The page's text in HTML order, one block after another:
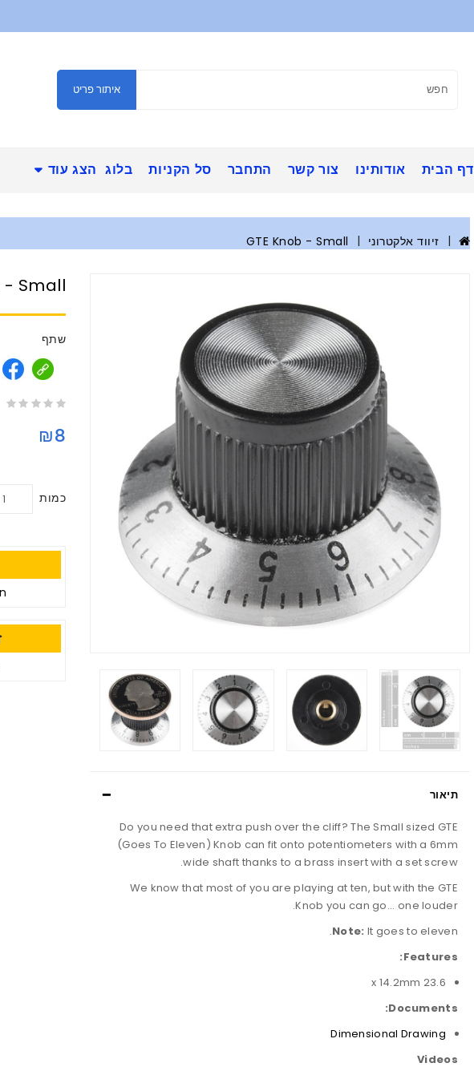
איתור פריט
דף הבית אודותינו צור קשר התחבר סל הקניות בלוג הצג עוד
זיווד אלקטרוני GTE Knob - Small
תיאור
Do you need that extra push over the cliff? The Small sized GTE
(Goes To Eleven) Knob can fit onto potentiometers with a 6mm
wide shaft thanks to a brass insert with a set screw.
We know that most of you are playing at ten, but with the GTE
Knob you can go... one louder.
Note: It goes to eleven.
Features:
23.6 x 14.2mm
Documents:
Dimensional Drawing
Videos
- Small
שתף
₪8
כמות